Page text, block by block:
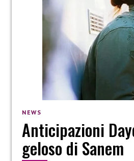
NEWS
Anticipazioni
geloso di Sanem